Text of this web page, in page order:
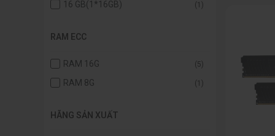
16 GB(1*16GB) (1)
RAM ECC
RAM 16G (5)
RAM 8G (1)
HÃNG SẢN XUẤT